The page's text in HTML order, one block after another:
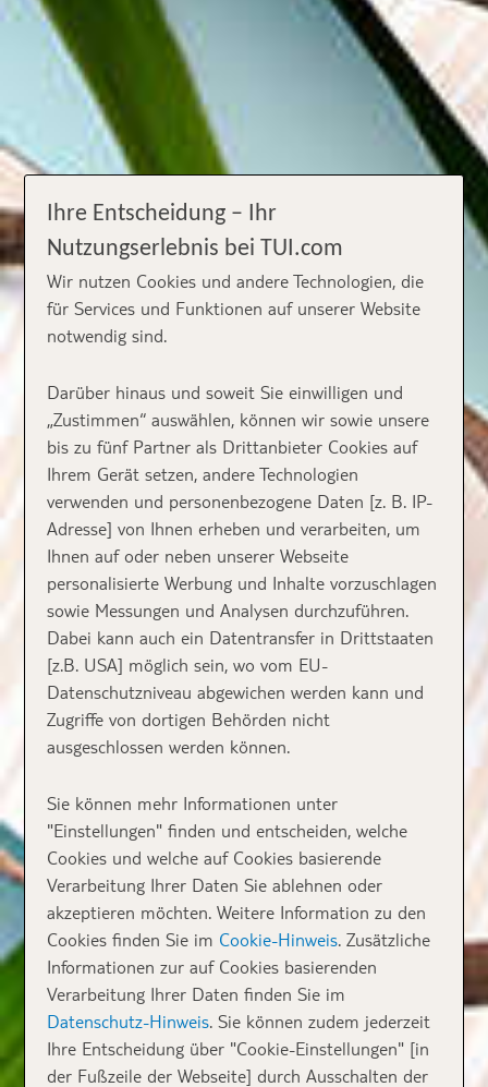
Ihre Entscheidung – Ihr
Nutzungserlebnis bei TUI.com
Wir nutzen Cookies und andere Technologien, die
für Services und Funktionen auf unserer Website
notwendig sind.
Darüber hinaus und soweit Sie einwilligen und
„Zustimmen“ auswählen, können wir sowie unsere
bis zu fünf Partner als Drittanbieter Cookies auf
Ihrem Gerät setzen, andere Technologien
verwenden und personenbezogene Daten [z. B. IP-
Adresse] von Ihnen erheben und verarbeiten, um
Ihnen auf oder neben unserer Webseite
personalisierte Werbung und Inhalte vorzuschlagen
sowie Messungen und Analysen durchzuführen.
Dabei kann auch ein Datentransfer in Drittstaaten
[z.B. USA] möglich sein, wo vom EU-
Datenschutzniveau abgewichen werden kann und
Zugriffe von dortigen Behörden nicht
ausgeschlossen werden können.
Sie können mehr Informationen unter
"Einstellungen" finden und entscheiden, welche
Cookies und welche auf Cookies basierende
Verarbeitung Ihrer Daten Sie ablehnen oder
akzeptieren möchten. Weitere Information zu den
Cookies finden Sie im Cookie-Hinweis. Zusätzliche
Informationen zur auf Cookies basierenden
Verarbeitung Ihrer Daten finden Sie im
Datenschutz-Hinweis. Sie können zudem jederzeit
Ihre Entscheidung über "Cookie-Einstellungen" [in
der Fußzeile der Webseite] durch Ausschalten der